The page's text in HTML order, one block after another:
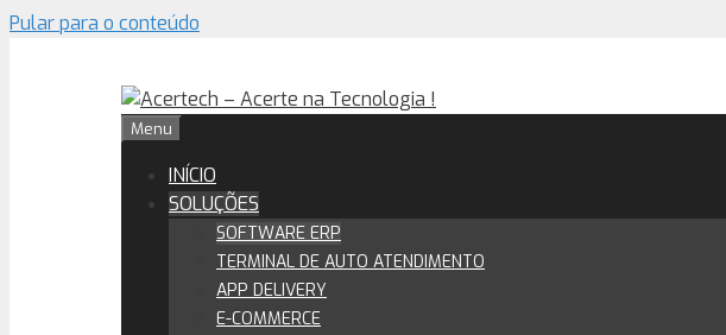
Pular para o conteúdo
Menu
INÍCIO
SOLUÇÕES
SOFTWARE ERP
TERMINAL DE AUTO ATENDIMENTO
APP DELIVERY
E-COMMERCE